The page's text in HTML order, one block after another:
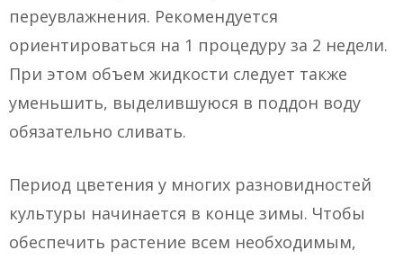
переувлажнения. Рекомендуется
ориентироваться на 1 процедуру за 2 недели.
При этом объем жидкости следует также
уменьшить, выделившуюся в поддон воду
обязательно сливать.
Период цветения у многих разновидностей
культуры начинается в конце зимы. Чтобы
обеспечить растение всем необходимым,